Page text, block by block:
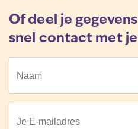
Of deel je
snel contact met
Call
back
by
fax
Naam
Je E-mailadres